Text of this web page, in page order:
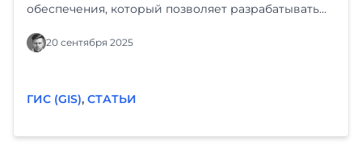
обеспечения, который позволяет разрабатывать
или вообще без него. Вместо ручного
программирования разработчики используют
Low-Code платформы? Low-Code платформы — это
инструменты для визуального моделирования,
20 сентября 2025
ГИС (GIS), СТАТЬИ